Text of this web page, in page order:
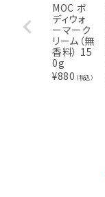
MOC ボ
ディウォ
ーマーク
リーム（無
香料） 15
0g
¥880 （税込）